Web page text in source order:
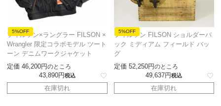
5%OFF
フィルソン×ラングラー FILSON ×
Wrangler 限定コラボモデル ツート
ーン デニムワークジャケット
定価 46,200 のところ
43,890 税込
在庫切れ
5%OFF
フィルソン FILSON ショルダーバ
ック ミディアム フィールド バッ
グ
定価 52,250 のところ
49,637 税込
在庫切れ